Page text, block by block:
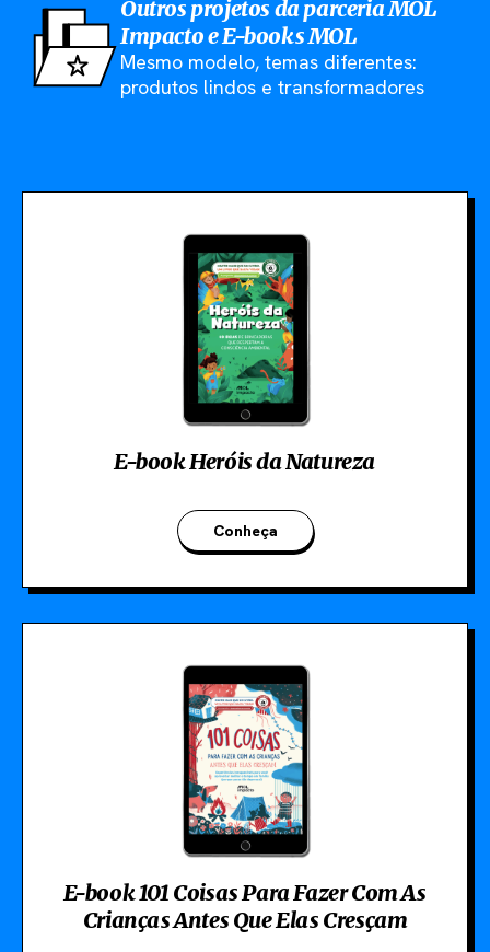
Outros projetos da parceria MOL
Impacto e E-books MOL
Mesmo modelo, temas diferentes:
produtos lindos e transformadores
E-book Heróis da Natureza
Conheça
E-book 101 Coisas Para Fazer Com As
Crianças Antes Que Elas Cresçam